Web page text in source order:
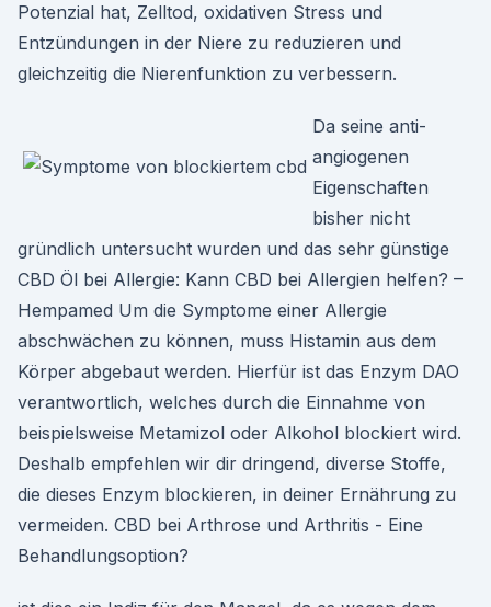
Potenzial hat, Zelltod, oxidativen Stress und
Entzündungen in der Niere zu reduzieren und
gleichzeitig die Nierenfunktion zu verbessern.
Da seine anti-
angiogenen
Eigenschaften
bisher nicht
gründlich untersucht wurden und das sehr günstige
CBD Öl bei Allergie: Kann CBD bei Allergien helfen? –
Hempamed Um die Symptome einer Allergie
abschwächen zu können, muss Histamin aus dem
Körper abgebaut werden. Hierfür ist das Enzym DAO
verantwortlich, welches durch die Einnahme von
beispielsweise Metamizol oder Alkohol blockiert wird.
Deshalb empfehlen wir dir dringend, diverse Stoffe,
die dieses Enzym blockieren, in deiner Ernährung zu
vermeiden. CBD bei Arthrose und Arthritis - Eine
Behandlungsoption?